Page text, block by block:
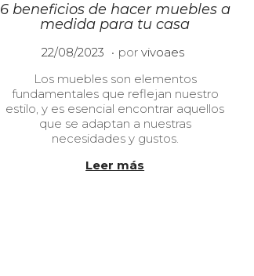
6 beneficios de hacer muebles a
medida para tu casa
P
b
l
i
c
22/08/2023 1
/
0
1
/
2
2
. por vivoaes
Los muebles son elementos
fundamentales que reflejan nuestro
estilo, y es esencial encontrar aquellos
que se adaptan a nuestras
necesidades y gustos.
Leer más